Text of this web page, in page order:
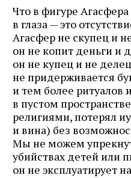
Что в фигуре
в глаза — это
Агасфер не скупец и
он не копит деньги и
он не купец и не
не придерживается
и тем более ритуалов
в пустом
религиями, потерял
и вина) без
Мы не можем
убийствах детей или
он не эксплуатирует